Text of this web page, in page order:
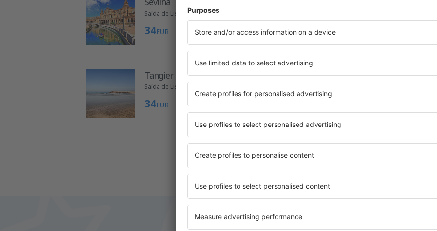
Saída de Lisboa
34EUR
Tangier
Saída de Lisboa
34EUR
36EUR
Madrid
36EUR
Mostrar mais ofertas
Economize tempo e